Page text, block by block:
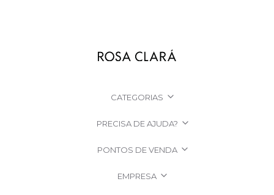
CATEGORIAS
PRECISA DE AJUDA?
PONTOS DE VENDA
EMPRESA